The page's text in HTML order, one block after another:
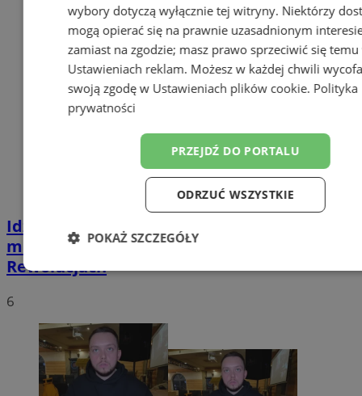
Idziemy w Góry w Sosnowcu - historia
miejsca, które odżyło po Kuchennych
Rewolucjach
6
wybory dotyczą wyłącznie tej witryny. Niektórzy
mogą opierać się na prawnie uzasadnionym
zamiast na zgodzie; masz prawo sprzeciwić się temu
Ustawieniach reklam. Możesz w każdej chwili
swoją zgodę w Ustawieniach plików cookie. Polityka
prywatności
PRZEJDŹ DO PORTALU
ODRZUĆ WSZYSTKIE
POKAŻ SZCZEGÓŁY
Niezbędne Wydajność
Funkcjonalność